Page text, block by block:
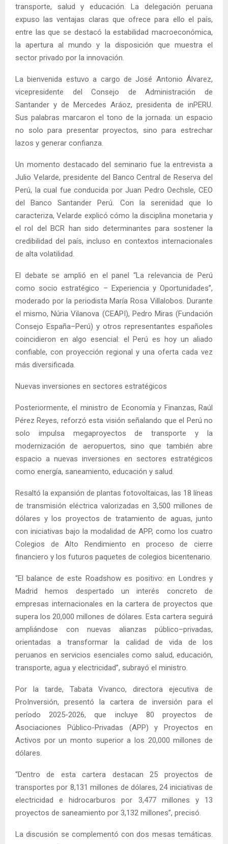
transporte, salud y educación. La delegación peruana
expuso las ventajas claras que ofrece para ello el país,
entre las que se destacó la estabilidad macroeconómica,
la apertura al mundo y la disposición que muestra el
sector privado por la innovación.
La bienvenida estuvo a cargo de José Antonio Álvarez,
vicepresidente del Consejo de Administración de
Santander y de Mercedes Aráoz, presidenta de inPERU.
Sus palabras marcaron el tono de la jornada: un espacio
no solo para presentar proyectos, sino para estrechar
lazos y generar confianza.
Un momento destacado del seminario fue la entrevista a
Julio Velarde, presidente del Banco Central de Reserva del
Perú, la cual fue conducida por Juan Pedro Oechsle, CEO
del Banco Santander Perú. Con la serenidad que lo
caracteriza, Velarde explicó cómo la disciplina monetaria y
el rol del BCR han sido determinantes para sostener la
credibilidad del país, incluso en contextos internacionales
de alta volatilidad.
El debate se amplió en el panel “La relevancia de Perú
como socio estratégico – Experiencia y Oportunidades”,
moderado por la periodista María Rosa Villalobos. Durante
el mismo, Núria Vilanova (CEAPI), Pedro Miras (Fundación
Consejo España–Perú) y otros representantes españoles
coincidieron en algo esencial: el Perú es hoy un aliado
confiable, con proyección regional y una oferta cada vez
más diversificada.
Nuevas inversiones en sectores estratégicos
Posteriormente, el ministro de Economía y Finanzas, Raúl
Pérez Reyes, reforzó esta visión señalando que el Perú no
solo impulsa megaproyectos de transporte y la
modernización de aeropuertos, sino que también abre
espacio a nuevas inversiones en sectores estratégicos
como energía, saneamiento, educación y salud.
Resaltó la expansión de plantas fotovoltaicas, las 18 líneas
de transmisión eléctrica valorizadas en 3,500 millones de
dólares y los proyectos de tratamiento de aguas, junto
con iniciativas bajo la modalidad de APP, como los cuatro
Colegios de Alto Rendimiento en proceso de cierre
financiero y los futuros paquetes de colegios bicentenario.
“El balance de este Roadshow es positivo: en Londres y
Madrid hemos despertado un interés concreto de
empresas internacionales en la cartera de proyectos que
supera los 20,000 millones de dólares. Esta cartera seguirá
ampliándose con nuevas alianzas público–privadas,
orientadas a transformar la calidad de vida de los
peruanos en servicios esenciales como salud, educación,
transporte, agua y electricidad”, subrayó el ministro.
Por la tarde, Tabata Vivanco, directora ejecutiva de
ProInversión, presentó la cartera de inversión para el
período 2025-2026, que incluye 80 proyectos de
Asociaciones Público-Privadas (APP) y Proyectos en
Activos por un monto superior a los 20,000 millones de
dólares.
“Dentro de esta cartera destacan 25 proyectos de
transportes por 8,131 millones de dólares, 24 iniciativas de
electricidad e hidrocarburos por 3,477 millones y 13
proyectos de saneamiento por 3,132 millones”, precisó.
La discusión se complementó con dos mesas temáticas.